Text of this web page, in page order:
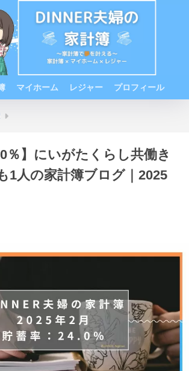
マイホーム レジャー プロフィール
％】にいがたくらし共働き
1人の家計簿ブログ｜2025